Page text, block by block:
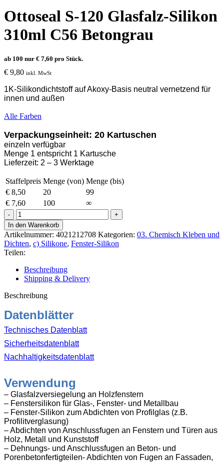
Ottoseal S-120 Glasfalz-Silikon
310ml C56 Betongrau
ab 100 nur € 7,60 pro Stück.
€ 9,80 inkl. MwSt
1K-Silikondichtstoff auf Akoxy-Basis neutral vernetzend für
innen und außen
Alle Farben
Verpackungseinheit: 20 Kartuschen
einzeln verfügbar
Menge 1 entspricht 1 Kartusche
Lieferzeit: 2 – 3 Werktage
Staffelpreis Menge (von) Menge (bis)
€ 8,50 20
99
€ 7,60 100
∞
Ottoseal
S-
120
Glasfalz-
Silikon
310ml
C56
Betongrau
Menge
In den Warenkorb
Artikelnummer: 4021212708 Kategorien: 03. Chemisch Kleben und
Dichten, c) Silikone, Fenster-Silikon
Teilen:
Beschreibung
Shipping & Delivery
Beschreibung
Datenblätter
Technisches Datenblatt
Sicherheitsdatenblatt
Nachhaltigkeitsdatenblatt
Verwendung
– Glasfalzversiegelung an Holzfenstern
– Fenstersilikon für Glas-, Fenster- und Metallbau
– Fenster-Silikon zum Abdichten von Profilglas (z.B.
Profilitverglasung)
– Abdichten von Anschlussfugen an Fenstern und Türen aus
Holz, Metall und Kunststoff
– Dehnungs- und Anschlussfugen an Beton- und
Porenbetonfertigteilen- Abdichten von Fugen an Fassaden,